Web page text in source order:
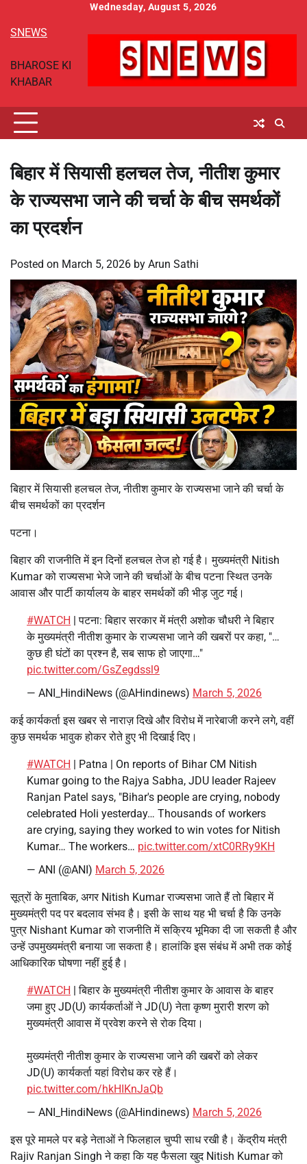
content
Wednesday, August 5, 2026
SNEWS
BHAROSE KI
KHABAR
बिहार में सियासी हलचल तेज, नीतीश कुमार
के राज्यसभा जाने की चर्चा के बीच समर्थकों
का प्रदर्शन
Posted on March 5, 2026 by Arun Sathi
बिहार में सियासी हलचल तेज, नीतीश कुमार के राज्यसभा जाने की चर्चा के
बीच समर्थकों का प्रदर्शन
पटना।
बिहार की राजनीति में इन दिनों हलचल तेज हो गई है। मुख्यमंत्री Nitish
Kumar को राज्यसभा भेजे जाने की चर्चाओं के बीच पटना स्थित उनके
आवास और पार्टी कार्यालय के बाहर समर्थकों की भीड़ जुट गई।
#WATCH
| पटना: बिहार सरकार में मंत्री अशोक चौधरी ने बिहार
के मुख्यमंत्री नीतीश कुमार के राज्यसभा जाने की खबरों पर कहा, "…
कुछ ही घंटों का प्रश्न है, सब साफ हो जाएगा…"
pic.twitter.com/GsZegdssl9
— ANI_HindiNews (@AHindinews) March 5, 2026
कई कार्यकर्ता इस खबर से नाराज़ दिखे और विरोध में नारेबाजी करने लगे, वहीं
कुछ समर्थक भावुक होकर रोते हुए भी दिखाई दिए।
#WATCH
| Patna | On reports of Bihar CM Nitish
Kumar going to the Rajya Sabha, JDU leader Rajeev
Ranjan Patel says, "Bihar's people are crying, nobody
celebrated Holi yesterday… Thousands of workers
are crying, saying they worked to win votes for Nitish
Kumar… The workers… pic.twitter.com/xtC0RRy9KH
— ANI (@ANI) March 5, 2026
सूत्रों के मुताबिक, अगर Nitish Kumar राज्यसभा जाते हैं तो बिहार में
मुख्यमंत्री पद पर बदलाव संभव है। इसी के साथ यह भी चर्चा है कि उनके
पुत्र Nishant Kumar को राजनीति में सक्रिय भूमिका दी जा सकती है और
उन्हें उपमुख्यमंत्री बनाया जा सकता है। हालांकि इस संबंध में अभी तक कोई
आधिकारिक घोषणा नहीं हुई है।
#WATCH
| बिहार के मुख्यमंत्री नीतीश कुमार के आवास के बाहर
जमा हुए JD(U) कार्यकर्ताओं ने JD(U) नेता कृष्ण मुरारी शरण को
मुख्यमंत्री आवास में प्रवेश करने से रोक दिया।
मुख्यमंत्री नीतीश कुमार के राज्यसभा जाने की खबरों को लेकर
JD(U) कार्यकर्ता यहां विरोध कर रहे हैं।
pic.twitter.com/hkHIKnJaQb
— ANI_HindiNews (@AHindinews) March 5, 2026
इस पूरे मामले पर बड़े नेताओं ने फिलहाल चुप्पी साध रखी है। केंद्रीय मंत्री
Rajiv Ranjan Singh ने कहा कि यह फैसला खुद Nitish Kumar को